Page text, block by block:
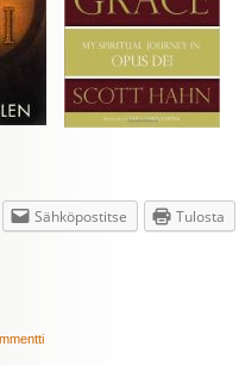
Sähköpostitse Tulosta